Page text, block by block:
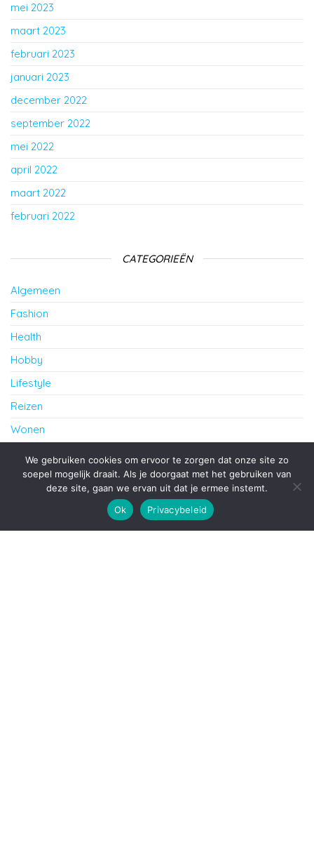
mei 2023
maart 2023
februari 2023
januari 2023
december 2022
september 2022
mei 2022
april 2022
maart 2022
februari 2022
CATEGORIEËN
Algemeen
Fashion
Health
Hobby
Lifestyle
Reizen
Wonen
cursus Frans in Amersfoort
Ondersteund doorWordPress |Thema:
We gebruiken cookies om ervoor te zorgen dat onze site zo
soepel mogelijk draait. Als je doorgaat met het gebruiken van
deze site, gaan we ervan uit dat je ermee instemt.
Ok
Privacybeleid